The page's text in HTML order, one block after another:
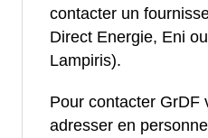
contacter un
Direct Energie, Eni
Lampiris).
Pour contacter GrDF
adresser en